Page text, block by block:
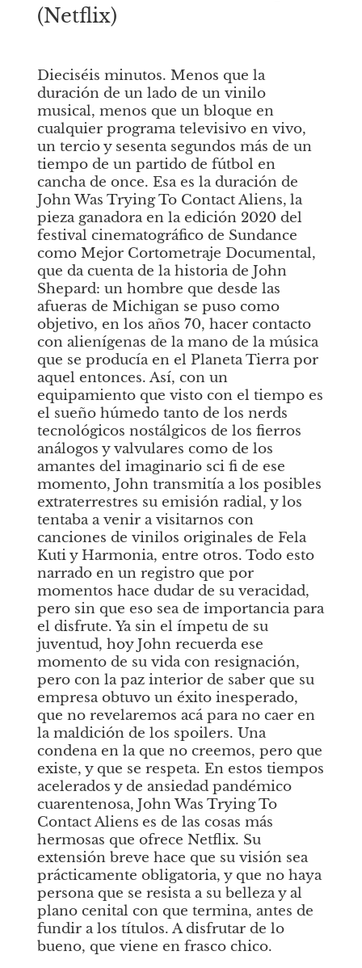
(Netflix)
Dieciséis minutos. Menos que la
duración de un lado de un vinilo
musical, menos que un bloque en
cualquier programa televisivo en vivo,
un tercio y sesenta segundos más de un
tiempo de un partido de fútbol en
cancha de once. Esa es la duración de
John Was Trying To Contact Aliens, la
pieza ganadora en la edición 2020 del
festival cinematográfico de Sundance
como Mejor Cortometraje Documental,
que da cuenta de la historia de John
Shepard: un hombre que desde las
afueras de Michigan se puso como
objetivo, en los años 70, hacer contacto
con alienígenas de la mano de la música
que se producía en el Planeta Tierra por
aquel entonces. Así, con un
equipamiento que visto con el tiempo es
el sueño húmedo tanto de los nerds
tecnológicos nostálgicos de los fierros
análogos y valvulares como de los
amantes del imaginario sci fi de ese
momento, John transmitía a los posibles
extraterrestres su emisión radial, y los
tentaba a venir a visitarnos con
canciones de vinilos originales de Fela
Kuti y Harmonia, entre otros. Todo esto
narrado en un registro que por
momentos hace dudar de su veracidad,
pero sin que eso sea de importancia para
el disfrute. Ya sin el ímpetu de su
juventud, hoy John recuerda ese
momento de su vida con resignación,
pero con la paz interior de saber que su
empresa obtuvo un éxito inesperado,
que no revelaremos acá para no caer en
la maldición de los spoilers. Una
condena en la que no creemos, pero que
existe, y que se respeta. En estos tiempos
acelerados y de ansiedad pandémico
cuarentenosa, John Was Trying To
Contact Aliens es de las cosas más
hermosas que ofrece Netflix. Su
extensión breve hace que su visión sea
prácticamente obligatoria, y que no haya
persona que se resista a su belleza y al
plano cenital con que termina, antes de
fundir a los títulos. A disfrutar de lo
bueno, que viene en frasco chico.